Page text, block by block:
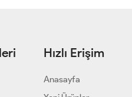
Hızlı Erişim
Anasayfa